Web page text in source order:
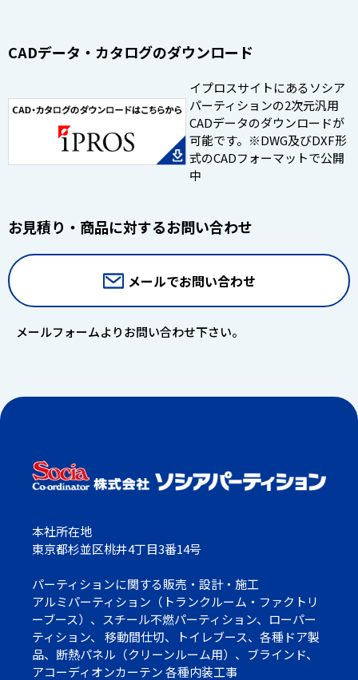
CADデータ・カタログのダウンロード
イプロスサイトにあるソシア
パーティションの2次元汎用
CADデータのダウンロードが
可能です。※DWG及びDXF形
式のCADフォーマットで公開
中
お見積り・商品に対するお問い合わせ
メールでお問い合わせ
メールフォームよりお問い合わせ下さい。
本社所在地
東京都杉並区桃井4丁目3番14号
パーティションに関する販売・設計・施工
アルミパーティション（トランクルーム・ファクトリ
ーブース）、スチール不燃パーティション、ローパー
ティション、 移動間仕切、トイレブース、各種ドア製
品、断熱パネル（クリーンルーム用）、ブラインド、
アコーディオンカーテン 各種内装工事